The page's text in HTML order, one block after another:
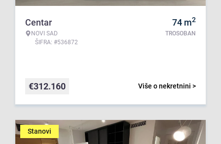
Centar
NOVI SAD
ŠIFRA: #536872
74 m2
TROSOBAN
Više o nekretnini >
€312.160
Stanovi